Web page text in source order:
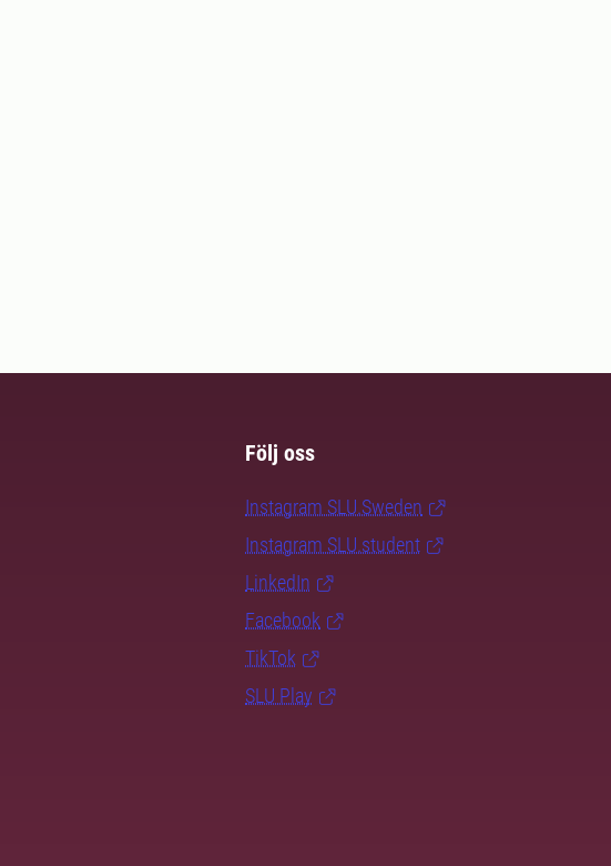
Följ oss
Instagram SLU.Sweden
Instagram SLU.student
LinkedIn
Facebook
TikTok
SLU Play